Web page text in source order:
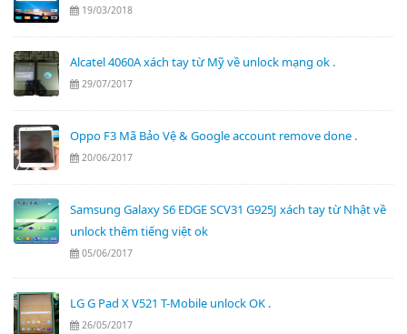
19/03/2018
Alcatel 4060A xách tay từ Mỹ về unlock mạng ok .
29/07/2017
Oppo F3 Mã Bảo Vệ & Google account remove done .
20/06/2017
Samsung Galaxy S6 EDGE SCV31 G925J xách tay từ Nhật về
unlock thêm tiếng việt ok
05/06/2017
LG G Pad X V521 T-Mobile unlock OK .
26/05/2017